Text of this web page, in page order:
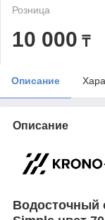
Розница
10 000 ₸
Описание
Описание
Водосточный